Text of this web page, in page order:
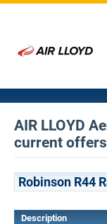
AIR LLOYD
current offers
Robinson R44
Description